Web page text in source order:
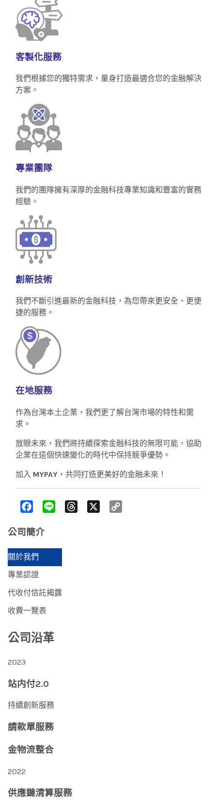
客製化服務
我們根據您的獨特需求，量身打造最適合您的金融解決
方案。
專業團隊
我們的團隊擁有深厚的金融科技專業知識和豐富的實務
經驗。
創新技術
我們不斷引進最新的金融科技，為您帶來更安全、更便
捷的服務。
在地服務
作為台灣本土企業，我們更了解台灣市場的特性和需
求。
放眼未來，我們將持續探索金融科技的無限可能，協助
企業在這個快速變化的時代中保持競爭優勢。
加入 MYPAY ，共同打造更美好的金融未來！
e
b
o
k
公司簡介
關於我們
專業認證
代收付信託揭露
收費一覽表
公司沿革
2023
站内付2.0
持續創新服務
請款單服務
金物流整合
2022
供應鏈清算服務